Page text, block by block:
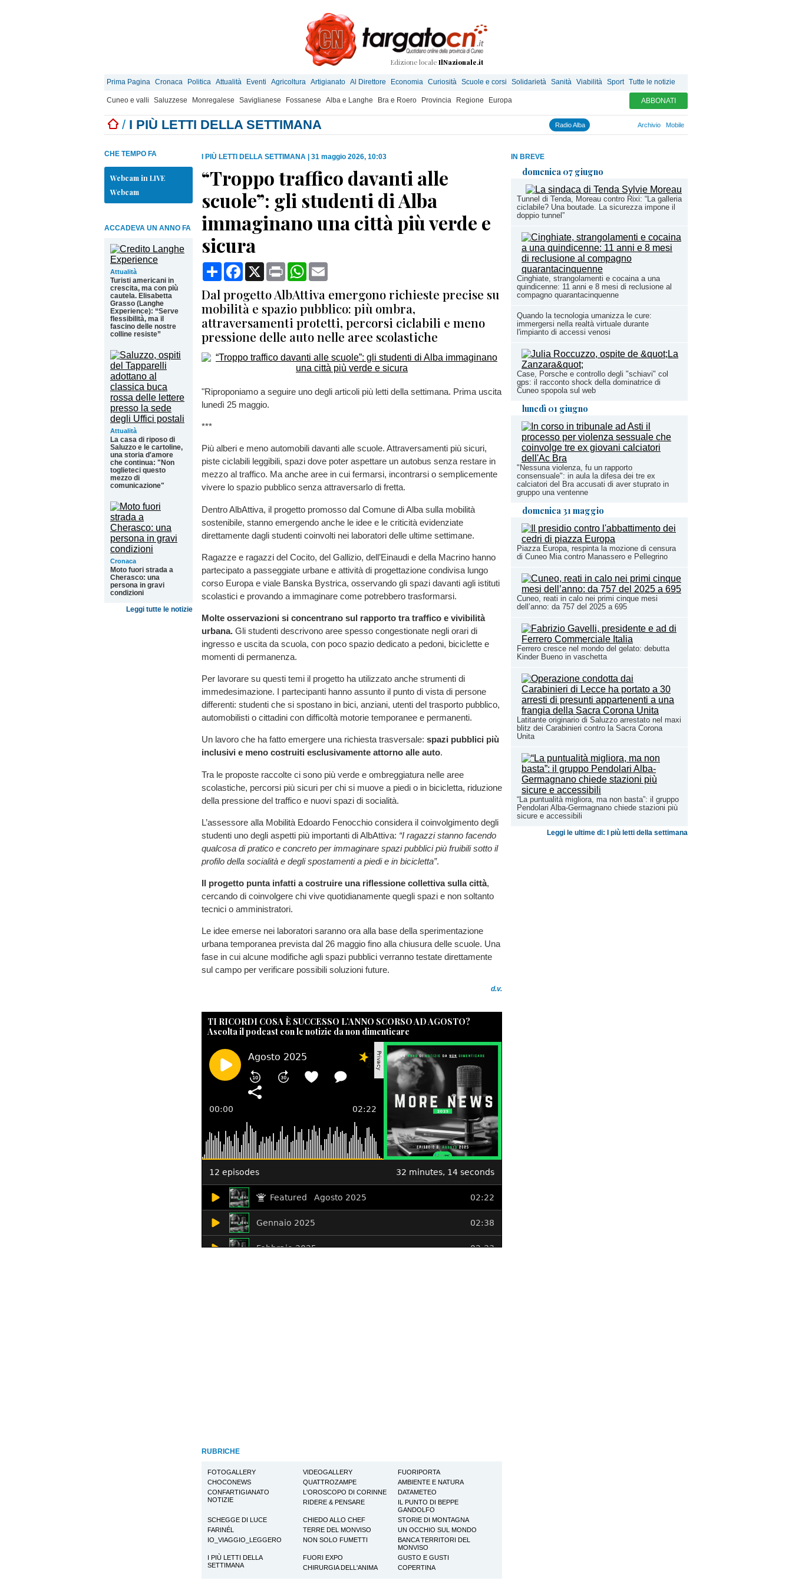
Edizione locale IlNazionale.it
Prima Pagina Cronaca Politica Attualità Eventi Agricoltura Artigianato Al Direttore Economia Curiosità Scuole e corsi Solidarietà Sanità Viabilità Sport Tutte le notizie
Cuneo e valli Saluzzese Monregalese Saviglianese Fossanese Alba e Langhe Bra e Roero Provincia Regione Europa ABBONATI
/ I PIÙ LETTI DELLA SETTIMANA Radio Alba Archivio Mobile
IN BREVE
domenica 07 giugno
Tunnel di Tenda, Moreau contro Rixi: “La galleria
ciclabile? Una boutade. La sicurezza impone il
doppio tunnel”
Cinghiate, strangolamenti e cocaina a una
quindicenne: 11 anni e 8 mesi di reclusione al
compagno quarantacinquenne
Quando la tecnologia umanizza le cure:
immergersi nella realtà virtuale durante
l'impianto di accessi venosi
Case, Porsche e controllo degli "schiavi" col
gps: il racconto shock della dominatrice di
Cuneo spopola sul web
lunedì 01 giugno
"Nessuna violenza, fu un rapporto
consensuale": in aula la difesa dei tre ex
calciatori del Bra accusati di aver stuprato in
gruppo una ventenne
domenica 31 maggio
Piazza Europa, respinta la mozione di censura
di Cuneo Mia contro Manassero e Pellegrino
Cuneo, reati in calo nei primi cinque mesi
dell’anno: da 757 del 2025 a 695
Ferrero cresce nel mondo del gelato: debutta
Kinder Bueno in vaschetta
Latitante originario di Saluzzo arrestato nel maxi
blitz dei Carabinieri contro la Sacra Corona
Unita
“La puntualità migliora, ma non basta”: il gruppo
Pendolari Alba-Germagnano chiede stazioni più
sicure e accessibili
Leggi le ultime di: I più letti della settimana
CHE TEMPO FA
Webcam in LIVE
Webcam
ACCADEVA UN ANNO FA
Attualità
Turisti americani in
crescita, ma con più
cautela. Elisabetta
Grasso (Langhe
Experience): “Serve
flessibilità, ma il
fascino delle nostre
colline resiste”
Attualità
La casa di riposo di
Saluzzo e le cartoline,
una storia d'amore
che continua: "Non
toglieteci questo
mezzo di
comunicazione"
Cronaca
Moto fuori strada a
Cherasco: una
persona in gravi
condizioni
Leggi tutte le notizie
I PIÙ LETTI DELLA SETTIMANA 31 maggio 2026, 10:03
“Troppo traffico davanti alle
scuole”: gli studenti di Alba
immaginano una città più verde e
sicura
CondividiFacebook
X Print WhatsApp
Dal progetto AlbAttiva emergono richieste precise su
mobilità e spazio pubblico: più ombra,
attraversamenti protetti, percorsi ciclabili e meno
pressione delle auto nelle aree scolastiche
"Riproponiamo a seguire uno degli articoli più letti della settimana. Prima uscita
lunedì 25 maggio.
***
Più alberi e meno automobili davanti alle scuole. Attraversamenti più sicuri,
piste ciclabili leggibili, spazi dove poter aspettare un autobus senza restare in
mezzo al traffico. Ma anche aree in cui fermarsi, incontrarsi o semplicemente
vivere lo spazio pubblico senza attraversarlo di fretta.
Dentro AlbAttiva, il progetto promosso dal Comune di Alba sulla mobilità
sostenibile, stanno emergendo anche le idee e le criticità evidenziate
direttamente dagli studenti coinvolti nei laboratori delle ultime settimane.
Ragazze e ragazzi del Cocito, del Gallizio, dell’Einaudi e della Macrino hanno
partecipato a passeggiate urbane e attività di progettazione condivisa lungo
corso Europa e viale Banska Bystrica, osservando gli spazi davanti agli istituti
scolastici e provando a immaginare come potrebbero trasformarsi.
Molte osservazioni si concentrano sul rapporto tra traffico e vivibilità
urbana. Gli studenti descrivono aree spesso congestionate negli orari di
ingresso e uscita da scuola, con poco spazio dedicato a pedoni, biciclette e
momenti di permanenza.
Per lavorare su questi temi il progetto ha utilizzato anche strumenti di
immedesimazione. I partecipanti hanno assunto il punto di vista di persone
differenti: studenti che si spostano in bici, anziani, utenti del trasporto pubblico,
automobilisti o cittadini con difficoltà motorie temporanee e permanenti.
Un lavoro che ha fatto emergere una richiesta trasversale: spazi pubblici più
inclusivi e meno costruiti esclusivamente attorno alle auto.
Tra le proposte raccolte ci sono più verde e ombreggiatura nelle aree
scolastiche, percorsi più sicuri per chi si muove a piedi o in bicicletta, riduzione
della pressione del traffico e nuovi spazi di socialità.
L’assessore alla Mobilità Edoardo Fenocchio considera il coinvolgimento degli
studenti uno degli aspetti più importanti di AlbAttiva: “I ragazzi stanno facendo
qualcosa di pratico e concreto per immaginare spazi pubblici più fruibili sotto il
profilo della socialità e degli spostamenti a piedi e in bicicletta”.
Il progetto punta infatti a costruire una riflessione collettiva sulla città,
cercando di coinvolgere chi vive quotidianamente quegli spazi e non soltanto
tecnici o amministratori.
Le idee emerse nei laboratori saranno ora alla base della sperimentazione
urbana temporanea prevista dal 26 maggio fino alla chiusura delle scuole. Una
fase in cui alcune modifiche agli spazi pubblici verranno testate direttamente
sul campo per verificare possibili soluzioni future.
d.v.
TI RICORDI COSA È SUCCESSO L’ANNO SCORSO AD AGOSTO?
Ascolta il podcast con le notizie da non dimenticare
RUBRICHE
FOTOGALLERY VIDEOGALLERY
FUORIPORTA
CHOCONEWS
QUATTROZAMPE
AMBIENTE E NATURA
CONFARTIGIANATO
NOTIZIE
L'OROSCOPO DI CORINNE
DATAMETEO
RIDERE & PENSARE
IL PUNTO DI BEPPE
GANDOLFO
SCHEGGE DI LUCE
CHIEDO ALLO CHEF
STORIE DI MONTAGNA
FARINÉL
TERRE DEL MONVISO
UN OCCHIO SUL MONDO
IO_VIAGGIO_LEGGERO
NON SOLO FUMETTI
BANCA TERRITORI DEL
MONVISO
I PIÙ LETTI DELLA
SETTIMANA
FUORI EXPO
GUSTO E GUSTI
CHIRURGIA DELL'ANIMA
COPERTINA